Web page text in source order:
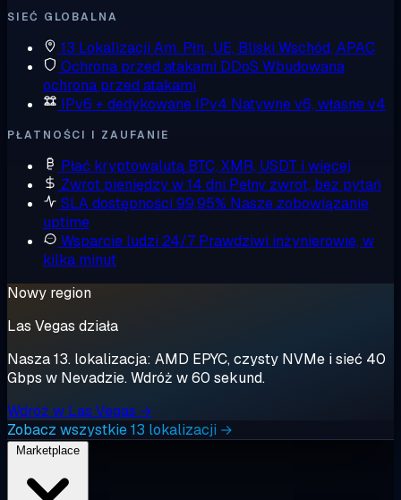
SIEĆ GLOBALNA
13 Lokalizacji Am. Płn., UE, Bliski Wschód, APAC
Ochrona przed atakami DDoS Wbudowana
ochrona przed atakami
IPv6 + dedykowane IPv4 Natywne v6, własne v4
PŁATNOŚCI I ZAUFANIE
Płać kryptowalutą BTC, XMR, USDT i więcej
Zwrot pieniędzy w 14 dni Pełny zwrot, bez pytań
SLA dostępności 99,95% Nasze zobowiązanie
uptime
Wsparcie ludzi 24/7 Prawdziwi inżynierowie, w
kilka minut
Nowy region
Las Vegas działa
Nasza 13. lokalizacja: AMD EPYC, czysty NVMe i sieć 40
Gbps w Nevadzie. Wdróż w 60 sekund.
Wdróż w Las Vegas →
Zobacz wszystkie 13 lokalizacji →